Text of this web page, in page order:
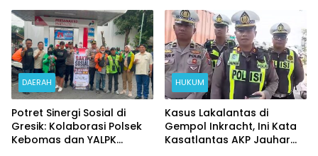
DAERAH
Potret Sinergi Sosial di
Gresik: Kolaborasi Polsek
Kebomas dan YALPK
HUKUM
Kasus Lakalantas di
Gempol Inkracht, Ini Kata
Kasatlantas AKP Jauhar